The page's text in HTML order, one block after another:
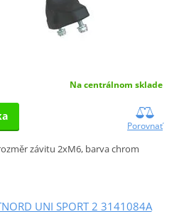
Na centrálnom sklade
Porovnať
závitu 2xM6, barva chrom
UNI SPORT 2 3141084A